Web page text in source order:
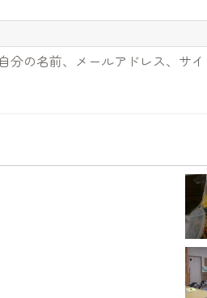
の名前、メールアドレス、サイ